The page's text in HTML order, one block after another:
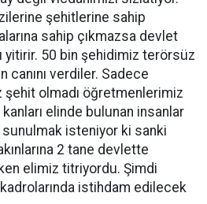
şehitlerine sahip
sahip çıkmazsa devlet
yitirir. 50 bin şehidimiz terörsüz
canını verdiler. Sadece
olmadı öğretmenlerimiz
elinde bulunan insanlar
isteniyor ki sanki
2 tane devlette
elimiz titriyordu. Şimdi
istihdam edilecek